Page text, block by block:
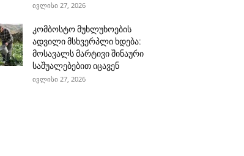
ივლისი 27, 2026
კომბოსტო მუხლუხოების
ადვილი მსხვერპლი ხდება:
მოსავალს მარტივი შინაური
საშუალებებით იცავენ
ივლისი 27, 2026